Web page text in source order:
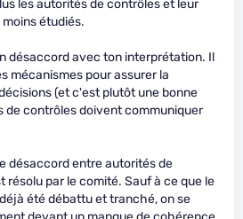
les autorités de contrôles et leur
étudiés.
désaccord avec ton interprétation. Il
mécanismes pour assurer la
(et c'est plutôt une bonne
de contrôles doivent communiquer
désaccord entre autorités de
résolu par le comité. Sauf à ce que le
été débattu et tranché, on se